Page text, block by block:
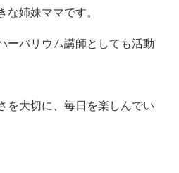
な姉妹ママです。
ーバリウム講師としても活動
を大切に、毎日を楽しんでい